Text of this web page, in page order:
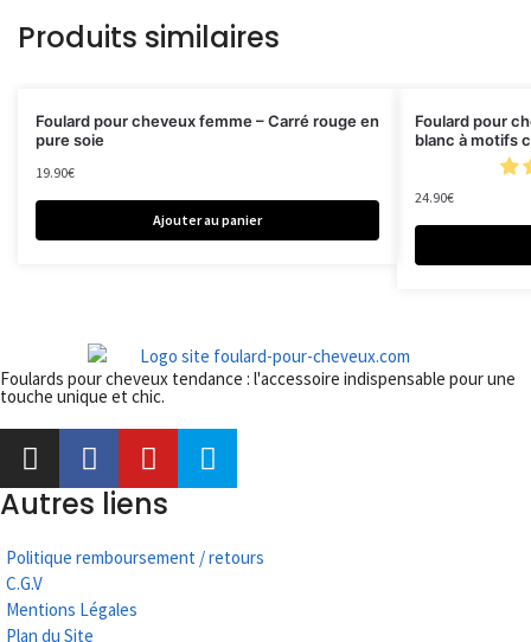
Produits similaires
Foulard pour cheveux femme – Carré rouge en
pure soie
19.90€
Ajouter au panier
Foulard pour
blanc à motifs
24.90€
Foulards pour cheveux tendance : l'accessoire indispensable pour une
touche unique et chic.
Autres liens
Politique remboursement / retours
C.G.V
Mentions Légales
Plan du Site